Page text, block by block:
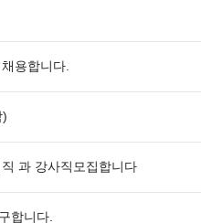
용합니다.
)
과 강사직모집합니다
합니다.